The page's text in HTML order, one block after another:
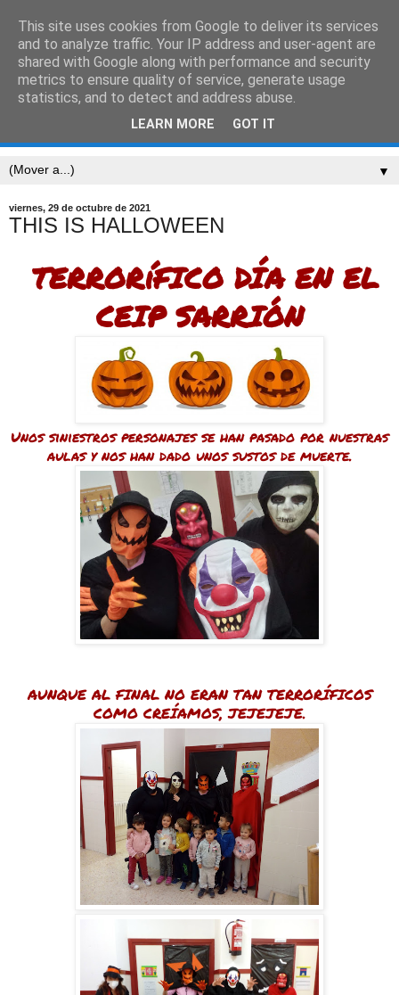
CEIP SARRIÓN
"Mucha gente pequeña, en lugares pequeños, haciendo
cosas pequeñas, puede cambiar el mundo." Eduardo
▼
viernes, 29 de octubre de 2021
THIS IS HALLOWEEN
TERRORíFICO DÍA EN EL
CEIP SARRIÓN
Unos siniestros personajes se han pasado por nuestras
aulas y nos han dado unos sustos de muerte.
AUNQUE AL FINAL NO ERAN TAN TERRORÍFICOS
COMO CREÍAMOS, JEJEJEJE.
This site uses cookies from Google to deliver its services
and to analyze traffic. Your IP address and user-agent are
shared with Google along with performance and security
metrics to ensure quality of service, generate usage
statistics, and to detect and address abuse.
LEARN MORE GOT IT